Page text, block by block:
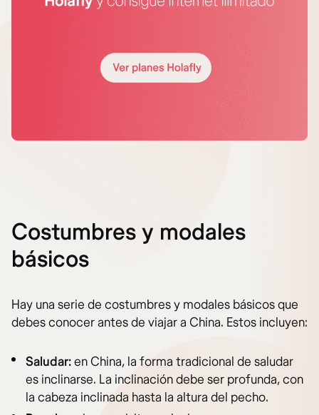
Costumbres y modales
básicos
Hay una serie de costumbres y modales básicos que
debes conocer antes de viajar a China. Estos incluyen:
Saludar:en China, la forma tradicional de saludar
es inclinarse. La inclinación debe ser profunda, con
la cabeza inclinada hasta la altura del pecho.